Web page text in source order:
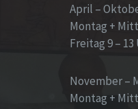
April –
Montag +
Freitag 9 – 13
November –
Montag +